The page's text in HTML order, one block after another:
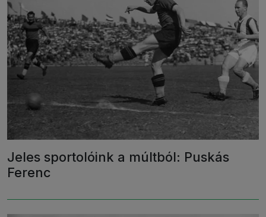
Jeles sportolóink a múltból: Puskás
Ferenc